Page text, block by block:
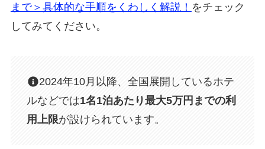
まで＞具体的な手順をくわしく解説！ をチェック
してみてください。
2024年10月以降、全国展開しているホテ
ルなどでは1名1泊あたり最大5万円までの利
用上限が設けられています。